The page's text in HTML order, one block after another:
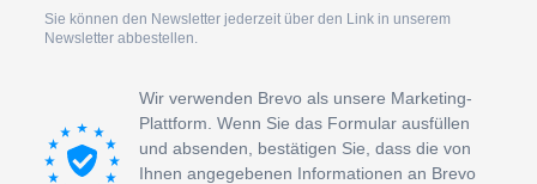
Sie können den Newsletter jederzeit über den Link in unserem
Newsletter abbestellen.
Wir verwenden Brevo als unsere Marketing-
Plattform. Wenn Sie das Formular ausfüllen
und absenden, bestätigen Sie, dass die von
Ihnen angegebenen Informationen an Brevo